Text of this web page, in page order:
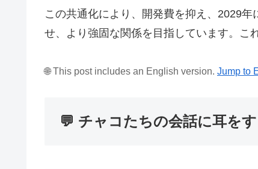
この共通化により、開発費を抑え、2029
せ、より強固な関係を目指しています。こ
🌐 This post includes an English version. Jump to
💬 チャコたちの会話に耳を